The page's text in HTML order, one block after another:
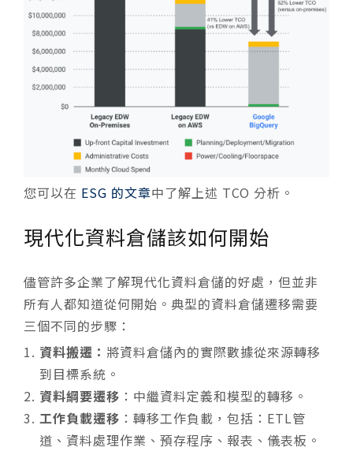
您可以在 ESG 的文章中了解上述 TCO 分析。
現代化資料倉儲該如何開始
儘管許多企業了解現代化資料倉儲的好處，但並非
所有人都知道從何開始。典型的資料倉儲遷移需要
三個不同的步驟：
資料搬遷： 將資料倉儲內的實際數據從來源轉移
到目標系統。
資料綱要遷移 ：中繼資料定義和模型的轉移。
工作負載遷移 ：轉移工作負載，包括：ETL管
道、資料處理作業、預存程序、報表、儀表板。